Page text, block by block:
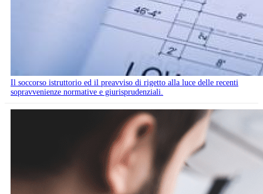
Il soccorso istruttorio ed il preavviso di rigetto alla luce delle recenti
sopravvenienze normative e giurisprudenziali.